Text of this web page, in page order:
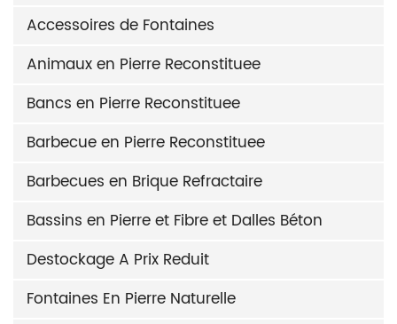
Accessoires de Fontaines
Animaux en Pierre Reconstituee
Bancs en Pierre Reconstituee
Barbecue en Pierre Reconstituee
Barbecues en Brique Refractaire
Bassins en Pierre et Fibre et Dalles Béton
Destockage A Prix Reduit
Fontaines En Pierre Naturelle